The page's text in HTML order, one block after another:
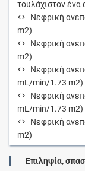
τουλάχιστον ένα
Νεφρική
m2)
Νεφρική
m2)
Νεφρική
mL/min/1.73 m2)
Νεφρική
mL/min/1.73 m2)
Νεφρική
m2)
Επιληψία,